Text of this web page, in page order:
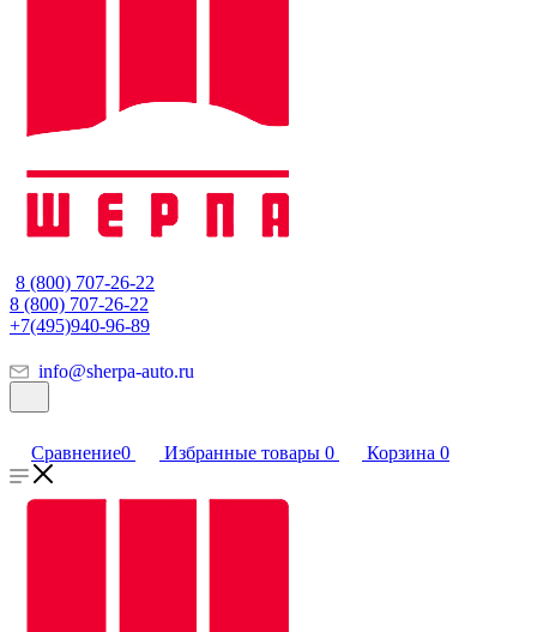
8 (800) 707-26-22
8 (800) 707-26-22
+7(495)940-96-89
info@sherpa-auto.ru
Сравнение0 Избранные товары 0 Корзина 0